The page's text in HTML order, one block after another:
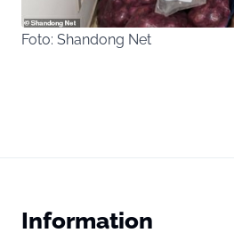
Foto: Shandong Net
Information